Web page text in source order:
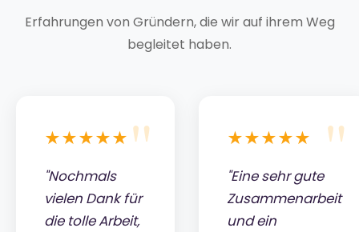
Erfahrungen von Gründern, die wir auf ihrem Weg
begleitet haben.
★★★★★
"Nochmals
vielen Dank für
die tolle Arbeit,
★★★★★
"Eine sehr gute
Zusammenarbeit
und ein